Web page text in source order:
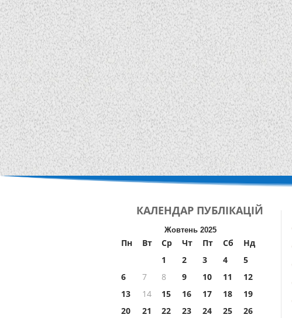
КАЛЕНДАР ПУБЛІКАЦІЙ
Жовтень 2025
Пн Вт Ср Чт Пт Сб
Нд
1
2 3 4
5
6
7 8 9 10 11
12
13
14 15 16 17 18
19
20
21 22 23 24 25 26